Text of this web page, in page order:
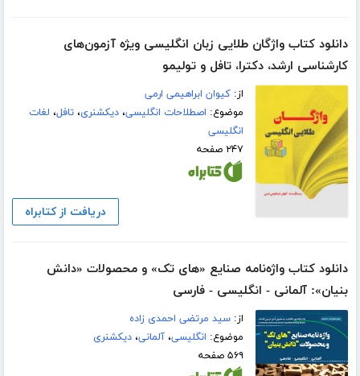
دانلود کتاب واژگان طلایی زبان انگلیسی ویژه آزمون‌های
کارشناسی ارشد، دکترا، تافل و تولیمو
از:کیوان ابراهیمی ارمی
موضوع: اصطلاحات انگلیسی،دیکشنری،تافل، لغات
انگلیسی
۲۴۷ صفحه
دریافت از کتابراه
دانلود کتاب واژه‌نامه صنایع‌ «های تک» و محصولات «دانش‌
بنیان»: آلمانی - انگلیسی - فارسی
از:سید مرتضی احمدی زاده
موضوع: انگلیسی،آلمانی،دیکشنری
۵۶۹ صفحه